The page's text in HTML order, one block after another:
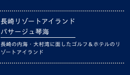
長崎リゾートアイランド
パサージュ琴海
長崎の内海・大村湾に面したゴルフ＆ホテルのリ
ゾートアイランド